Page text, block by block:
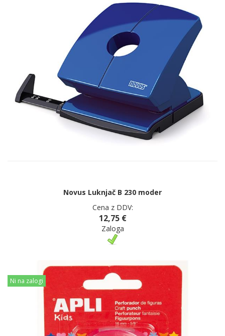
Novus Luknjač B 230 moder
Cena z DDV:
12,75 €
Zaloga
Ni na zalogi